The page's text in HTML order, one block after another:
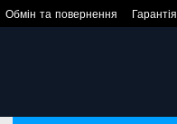
Обмін та повернення Гарантія